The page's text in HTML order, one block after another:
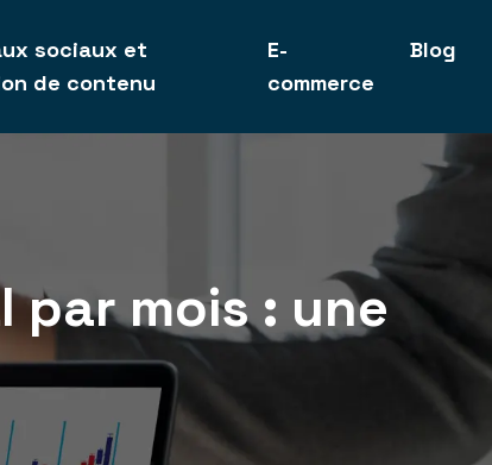
sociaux et
de contenu
E-
commerce
Blog
mois : une